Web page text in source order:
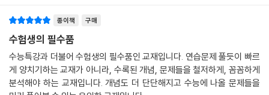
종이책 구매
수험생의 필수품
수능특강과 더불어 수험생의 필수품인 교재입니다. 연습문제 풀듯이 빠르
게 양치기하는 교재가 아니라, 수록된 개념, 문제들을 철저하게, 꼼꼼하게
분석해야 하는 교재입니다. 개념도 더 단단해지고 수능에 나올 문제들을